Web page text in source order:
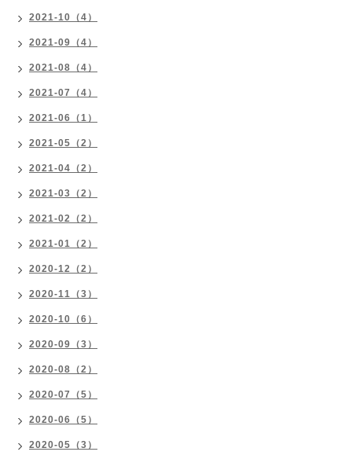
2021-10（4）
2021-09（4）
2021-08（4）
2021-07（4）
2021-06（1）
2021-05（2）
2021-04（2）
2021-03（2）
2021-02（2）
2021-01（2）
2020-12（2）
2020-11（3）
2020-10（6）
2020-09（3）
2020-08（2）
2020-07（5）
2020-06（5）
2020-05（3）